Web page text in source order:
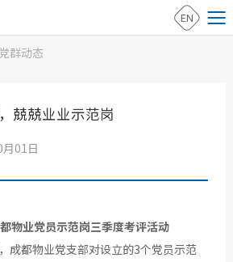
EN
党群动态
兢兢业业示范岗
01日
物业党员示范岗三季度考评活动
成都物业党支部对设立的3个党员示范